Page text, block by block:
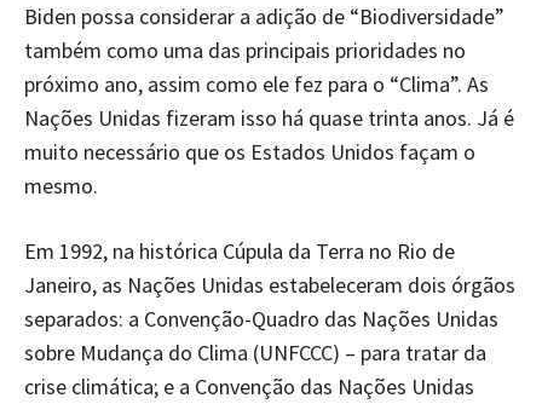
Biden possa considerar a adição de “Biodiversidade”
também como uma das principais prioridades no
próximo ano, assim como ele fez para o “Clima”. As
Nações Unidas fizeram isso há quase trinta anos. Já é
muito necessário que os Estados Unidos façam o
mesmo.
Em 1992, na histórica Cúpula da Terra no Rio de
Janeiro, as Nações Unidas estabeleceram dois órgãos
separados: a Convenção-Quadro das Nações Unidas
sobre Mudança do Clima (UNFCCC) – para tratar da
crise climática; e a Convenção das Nações Unidas